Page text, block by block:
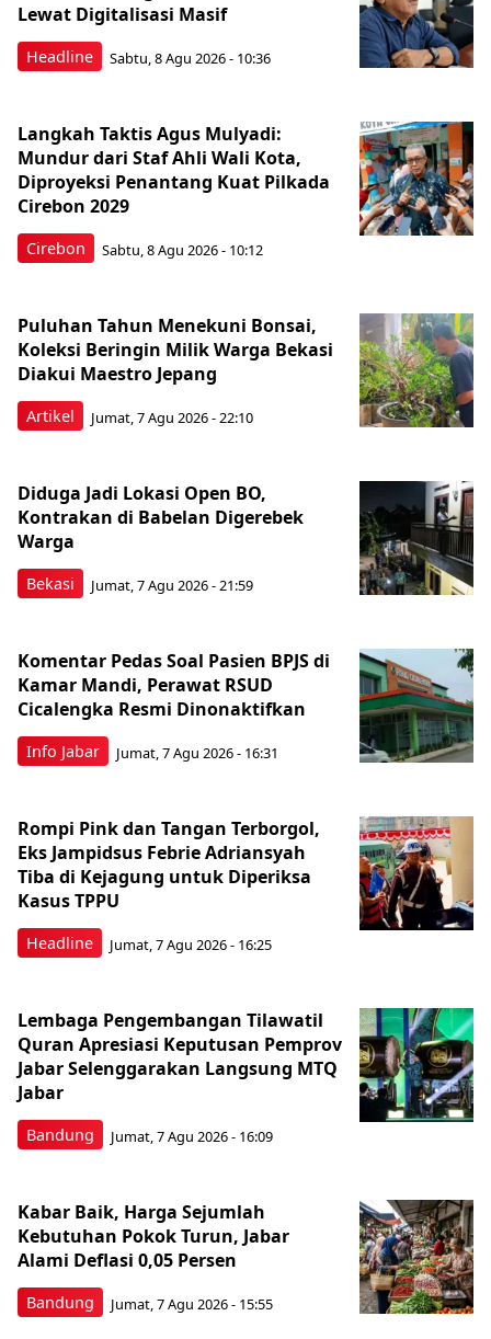
Headline
Lewat Digitalisasi Masif
Sabtu, 8 Agu 2026 - 10:36
Cirebon
Langkah Taktis Agus Mulyadi:
Mundur dari Staf Ahli Wali Kota,
Diproyeksi Penantang Kuat Pilkada
Cirebon 2029
Sabtu, 8 Agu 2026 - 10:12
Artikel
Puluhan Tahun Menekuni Bonsai,
Koleksi Beringin Milik Warga Bekasi
Diakui Maestro Jepang
Jumat, 7 Agu 2026 - 22:10
Bekasi
Diduga Jadi Lokasi Open BO,
Kontrakan di Babelan Digerebek
Warga
Jumat, 7 Agu 2026 - 21:59
Info Jabar
Komentar Pedas Soal Pasien BPJS di
Kamar Mandi, Perawat RSUD
Cicalengka Resmi Dinonaktifkan
Jumat, 7 Agu 2026 - 16:31
Headline
Rompi Pink dan Tangan Terborgol,
Eks Jampidsus Febrie Adriansyah
Tiba di Kejagung untuk Diperiksa
Kasus TPPU
Jumat, 7 Agu 2026 - 16:25
Bandung
Lembaga Pengembangan Tilawatil
Quran Apresiasi Keputusan Pemprov
Jabar Selenggarakan Langsung MTQ
Jabar
Jumat, 7 Agu 2026 - 16:09
Bandung
Kabar Baik, Harga Sejumlah
Kebutuhan Pokok Turun, Jabar
Alami Deflasi 0,05 Persen
Jumat, 7 Agu 2026 - 15:55